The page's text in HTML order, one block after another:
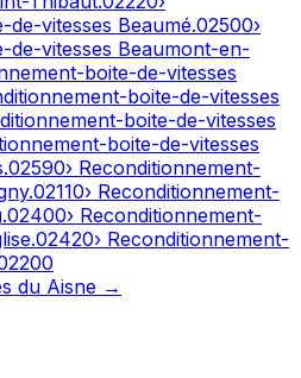
de-vitesses Beaumé.02500›
de-vitesses Beaumont-en-
boite-de-vitesses
boite-de-vitesses
boite-de-vitesses
boite-de-vitesses
.02590› Reconditionnement-
.02110› Reconditionnement-
.02400› Reconditionnement-
.02420› Reconditionnement-
du Aisne →